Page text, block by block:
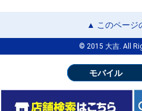
▲ このページ
© 2015 大吉. All
モバイル